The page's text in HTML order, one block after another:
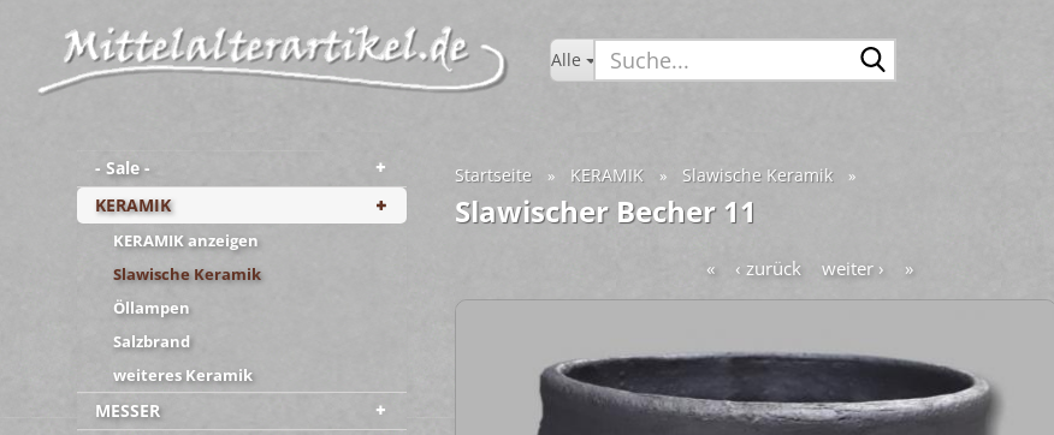
Alle
Startseite » KERAMIK » Slawische Keramik »
Slawischer Becher 11
« ‹ zurück weiter › »
- Sale -
KERAMIK
KERAMIK anzeigen
Slawische Keramik
Öllampen
Salzbrand
weiteres Keramik
MESSER